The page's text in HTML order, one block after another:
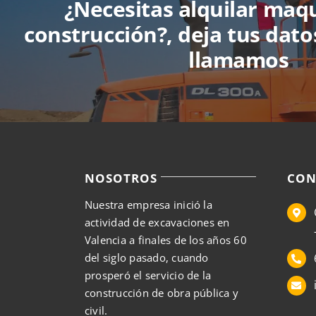
¿Necesitas alquilar
construcción?, deja tus
llamamos
NOSOTROS
Nuestra empresa inició la
actividad de excavaciones en
Valencia a finales de los años 60
del siglo pasado, cuando
prosperó el servicio de la
construcción de obra pública y
civil.